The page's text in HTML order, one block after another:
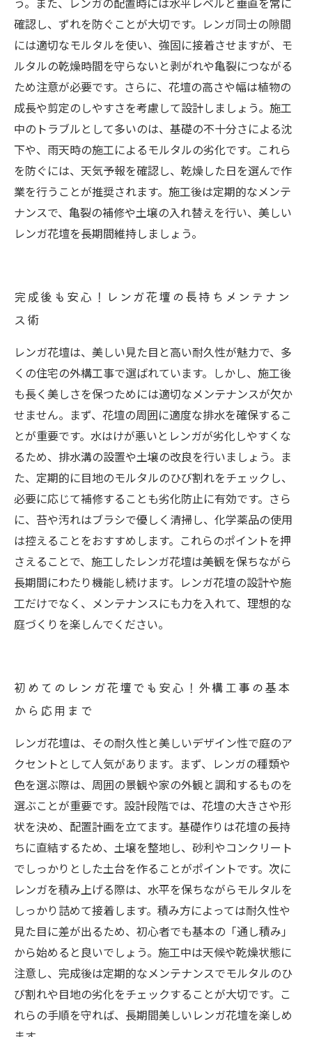
確認し、ずれを防ぐことが大切です。レンガ同士の隙間
には適切なモルタルを使い、強固に接着させますが、モ
ルタルの乾燥時間を守らないと剥がれや亀裂につながる
ため注意が必要です。さらに、花壇の高さや幅は植物の
成長や剪定のしやすさを考慮して設計しましょう。施工
中のトラブルとして多いのは、基礎の不十分さによる沈
下や、雨天時の施工によるモルタルの劣化です。これら
を防ぐには、天気予報を確認し、乾燥した日を選んで作
業を行うことが推奨されます。施工後は定期的なメンテ
ナンスで、亀裂の補修や土壌の入れ替えを行い、美しい
レンガ花壇を長期間維持しましょう。
完成後も安心！レンガ花壇の長持ちメンテナン
ス術
レンガ花壇は、美しい見た目と高い耐久性が魅力で、多
くの住宅の外構工事で選ばれています。しかし、施工後
も長く美しさを保つためには適切なメンテナンスが欠か
せません。まず、花壇の周囲に適度な排水を確保するこ
とが重要です。水はけが悪いとレンガが劣化しやすくな
るため、排水溝の設置や土壌の改良を行いましょう。ま
た、定期的に目地のモルタルのひび割れをチェックし、
必要に応じて補修することも劣化防止に有効です。さら
に、苔や汚れはブラシで優しく清掃し、化学薬品の使用
は控えることをおすすめします。これらのポイントを押
さえることで、施工したレンガ花壇は美観を保ちながら
長期間にわたり機能し続けます。レンガ花壇の設計や施
工だけでなく、メンテナンスにも力を入れて、理想的な
庭づくりを楽しんでください。
初めてのレンガ花壇でも安心！外構工事の基本
から応用まで
レンガ花壇は、その耐久性と美しいデザイン性で庭のア
クセントとして人気があります。まず、レンガの種類や
色を選ぶ際は、周囲の景観や家の外観と調和するものを
選ぶことが重要です。設計段階では、花壇の大きさや形
状を決め、配置計画を立てます。基礎作りは花壇の長持
ちに直結するため、土壌を整地し、砂利やコンクリート
でしっかりとした土台を作ることがポイントです。次に
レンガを積み上げる際は、水平を保ちながらモルタルを
しっかり詰めて接着します。積み方によっては耐久性や
見た目に差が出るため、初心者でも基本の「通し積み」
から始めると良いでしょう。施工中は天候や乾燥状態に
注意し、完成後は定期的なメンテナンスでモルタルのひ
び割れや目地の劣化をチェックすることが大切です。こ
れらの手順を守れば、長期間美しいレンガ花壇を楽しめ